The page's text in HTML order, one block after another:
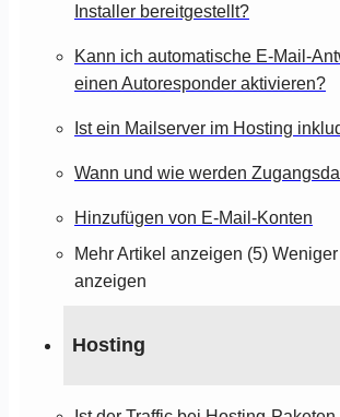
Installer bereitgestellt?
Kann ich automatische E-Mail-
einen Autoresponder aktivieren?
Ist ein Mailserver im Hosting
Wann und wie werden
Hinzufügen von E-Mail-Konten
Mehr Artikel anzeigen (5) Weniger
anzeigen
Hosting